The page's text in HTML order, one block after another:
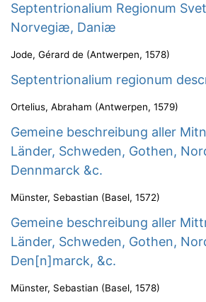
Septentrionalium Regionum
Norvegiæ, Daniæ
Jode, Gérard de (Antwerpen, 1578)
Septentrionalium regionum
Ortelius, Abraham (Antwerpen, 1579)
Gemeine beschreibung aller
Länder, Schweden, Gothen,
Dennmarck &c.
Münster, Sebastian (Basel, 1572)
Gemeine beschreibung aller
Länder, Schweden, Gothen,
Den[n]marck, &c.
Münster, Sebastian (Basel, 1578)